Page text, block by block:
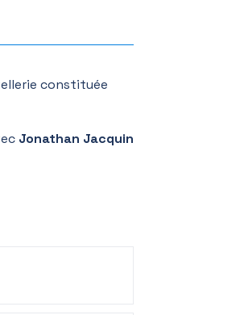
constituée
Jonathan Jacquin